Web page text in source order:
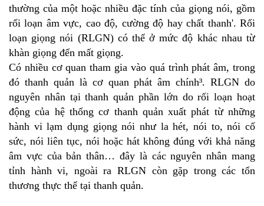
thường của một hoặc nhiều đặc tính của giọng nói, gồm
rối loạn âm vực, cao độ, cường độ hay chất thanh'. Rối
loạn giọng nói (RLGN) có thể ở mức độ khác nhau từ
khàn giọng đến mất giọng.
Có nhiều cơ quan tham gia vào quá trình phát âm, trong
đó thanh quản là cơ quan phát âm chính³. RLGN do
nguyên nhân tại thanh quản phần lớn do rối loạn hoạt
động của hệ thống cơ thanh quản xuất phát từ những
hành vi lạm dụng giọng nói như la hét, nói to, nói cố
sức, nói liên tục, nói hoặc hát không đúng với khả năng
âm vực của bản thân… đây là các nguyên nhân mang
tỉnh hành vi, ngoài ra RLGN còn gặp trong các tổn
thương thực thể tại thanh quản.